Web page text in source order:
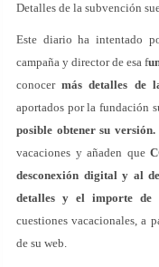
Detalles de la subvención
Este diario ha intentado
campaña y director de esa f
conocermás detalles de
aportados por la fundación
posible obtener su versión.
vacaciones y añaden que
desconexión digital y al
detalles y el importe de
cuestiones vacacionales, a
de su web.